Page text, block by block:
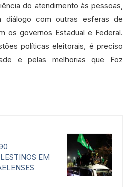
do atendimento às pessoas,
diálogo com outras esferas de
os governos Estadual e Federal.
políticas eleitorais, é preciso
e pelas melhorias que Foz
EM